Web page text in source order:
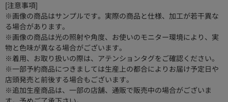
[注意事項]
※画像の商品はサンプルです。実際の商品と仕様、加工が若干異な
る場合があります。
※画像の商品は光の照射や角度、お使いのモニター環境により、実
物と色味が異なる場合がございます。
※着用、お取り扱いの際は、アテンションタグをご確認ください。
※一部予約商品につきましては生産上の都合によりお届け予定日や
店頭発売と前後する場合もございます。
※追加生産商品は、一部の店舗、通販で販売中の場合がございま